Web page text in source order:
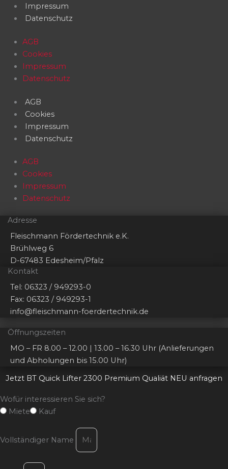
Impressum
Datenschutz
AGB
Cookies
Impressum
Datenschutz
AGB
Cookies
Impressum
Datenschutz
AGB
Cookies
Impressum
Datenschutz
Adresse
Fleischmann Fördertechnik e.K.
Brühlweg 6
D-67483 Edesheim/Pfalz
Kontakt
Tel: 06323 / 949293-0
Fax: 06323 / 949293-1
info@fleischmann-foerdertechnik.de
Öffnungszeiten
MO – FR 8.00 – 12.00 | 13.00 – 16.30 Uhr (Anlieferungen
und Abholungen bis 15.00 Uhr)
Jetzt BT Quick Lifter 2300 Premium Qualiät NEU anfragen
Wofür interessieren Sie sich?
Miete
Kauf
Vollständiger Name